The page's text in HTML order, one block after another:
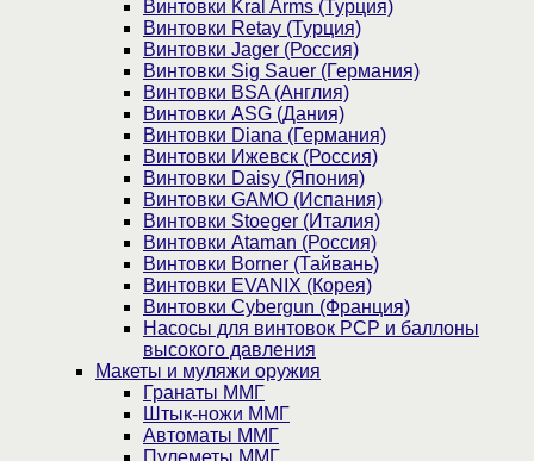
Винтовки Kral Arms (Турция)
Винтовки Retay (Турция)
Винтовки Jager (Россия)
Винтовки Sig Sauer (Германия)
Винтовки BSA (Англия)
Винтовки ASG (Дания)
Винтовки Diana (Германия)
Винтовки Ижевск (Россия)
Винтовки Daisy (Япония)
Винтовки GAMO (Испания)
Винтовки Stoeger (Италия)
Винтовки Ataman (Россия)
Винтовки Borner (Тайвань)
Винтовки EVANIX (Корея)
Винтовки Cybergun (Франция)
Насосы для винтовок PCP и баллоны
высокого давления
Макеты и муляжи оружия
Гранаты ММГ
Штык-ножи ММГ
Автоматы ММГ